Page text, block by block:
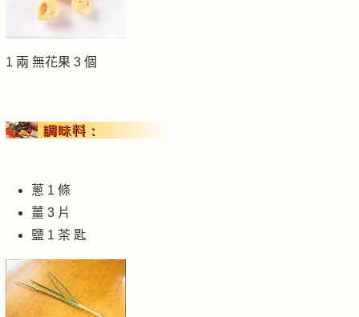
1 兩 無花果 3 個
蔥 1 條
薑 3 片
鹽 1 茶 匙